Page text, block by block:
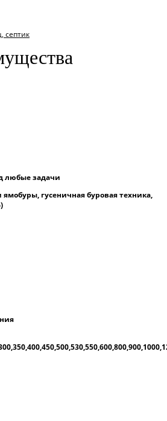
септик
любые задачи
гусеничная буровая техника,